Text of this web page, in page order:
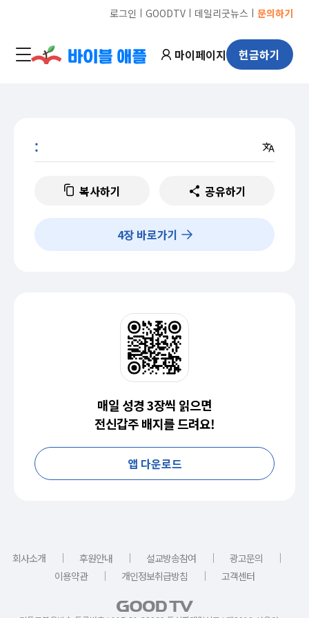
로그인 ㅣ GOODTVㅣ 데일리굿뉴스 ㅣ 문의하기
마이페이지 헌금하기
:
복사하기 공유하기
4장 바로가기
매일 성경 3장씩 읽으면
전신갑주 배지를 드려요!
앱 다운로드
회사소개 ｜ 후원안내 ｜ 설교방송참여 ｜ 광고문의
｜
이용약관
｜ 개인정보취급방침 ｜ 고객센터